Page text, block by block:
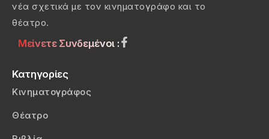
νέα σχετικά με τον κινηματογράφο και το
θέατρο.
Μείνετε Συνδεμένοι :
Κατηγορίες
Κινηματογράφος
Θέατρο